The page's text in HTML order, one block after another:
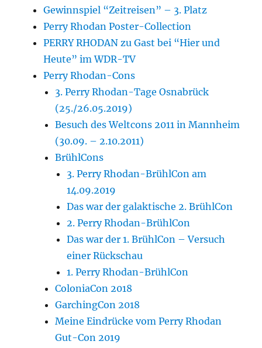
Gewinnspiel “Zeitreisen” – 3. Platz
Perry Rhodan Poster-Collection
PERRY RHODAN zu Gast bei “Hier und
Heute” im WDR-TV
Perry Rhodan-Cons
3. Perry Rhodan-Tage Osnabrück
(25./26.05.2019)
Besuch des Weltcons 2011 in Mannheim
(30.09. – 2.10.2011)
BrühlCons
3. Perry Rhodan-BrühlCon am
14.09.2019
Das war der galaktische 2. BrühlCon
2. Perry Rhodan-BrühlCon
Das war der 1. BrühlCon – Versuch
einer Rückschau
1. Perry Rhodan-BrühlCon
ColoniaCon 2018
GarchingCon 2018
Meine Eindrücke vom Perry Rhodan
Gut-Con 2019